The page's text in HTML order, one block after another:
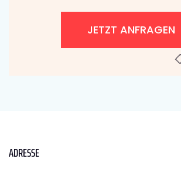
JETZT ANFRAGEN
ADRESSE